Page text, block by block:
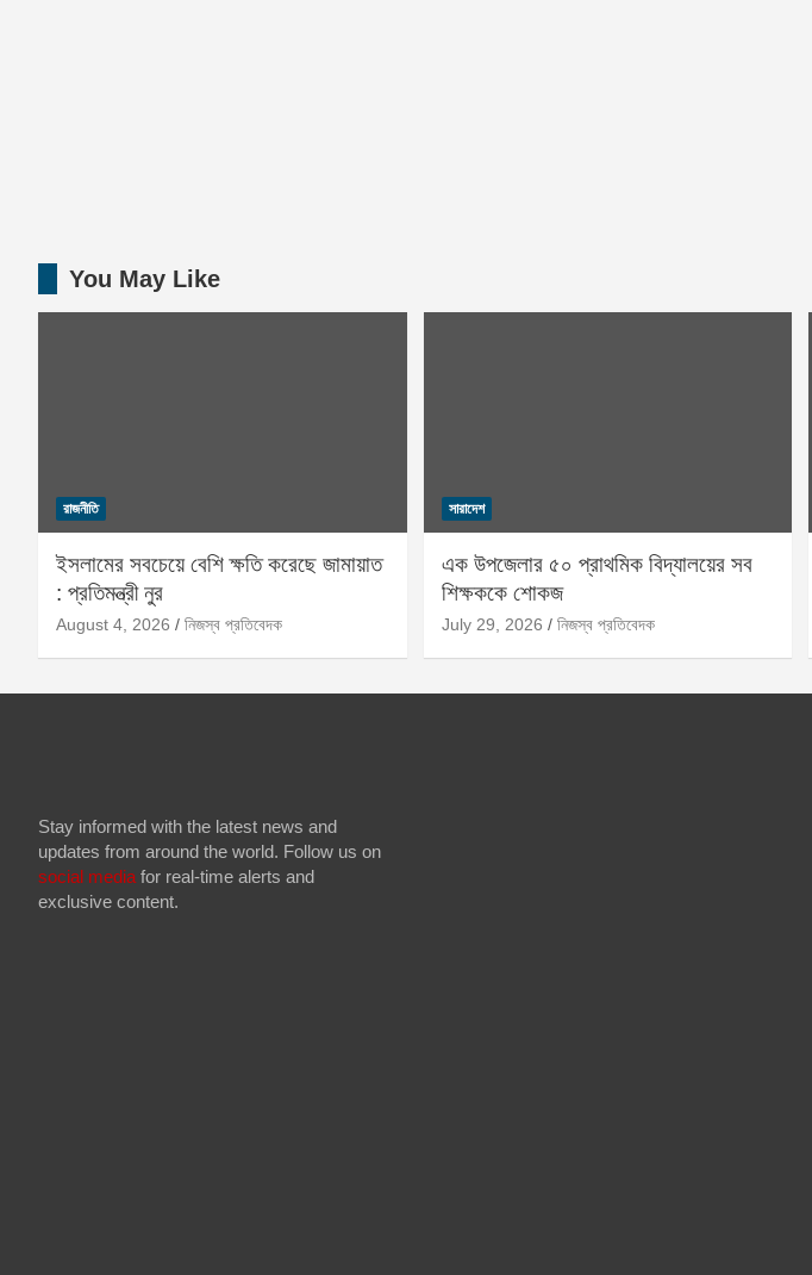
You May Like
রাজনীতি
ইসলামের সবচেয়ে বেশি ক্ষতি করেছে জামায়াত
: প্রতিমন্ত্রী নুর
August 4, 2026 নিজস্ব প্রতিবেদক
সারাদেশ
এক উপজেলার ৫০ প্রাথমিক বিদ্যালয়ের সব
শিক্ষককে শোকজ
July 29, 2026 নিজস্ব প্রতিবেদক
Stay informed with the latest news and
updates from around the world. Follow us on
social media for real-time alerts and
exclusive content.